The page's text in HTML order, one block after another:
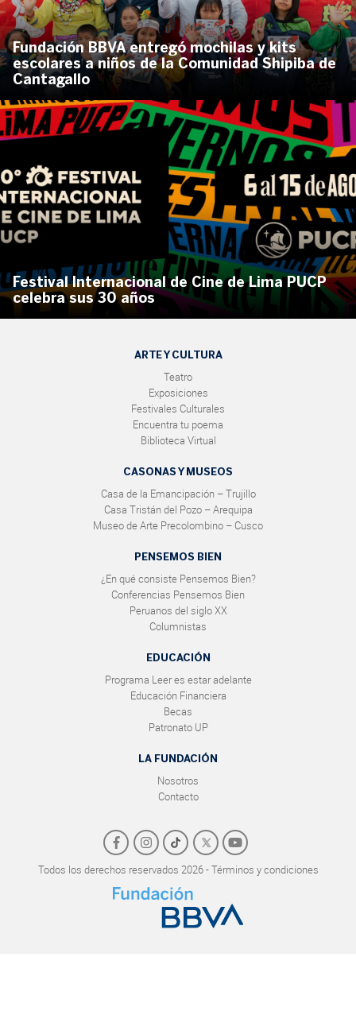
Fundación BBVA entregó mochilas y kits
escolares a niños de la Comunidad Shipiba de
Cantagallo
Festival Internacional de Cine de Lima PUCP
celebra sus 30 años
ARTE Y CULTURA
Teatro
Exposiciones
Festivales Culturales
Encuentra tu poema
Biblioteca Virtual
CASONAS Y MUSEOS
Casa de la Emancipación – Trujillo
Casa Tristán del Pozo – Arequipa
Museo de Arte Precolombino – Cusco
PENSEMOS BIEN
¿En qué consiste Pensemos Bien?
Conferencias Pensemos Bien
Peruanos del siglo XX
Columnistas
EDUCACIÓN
Programa Leer es estar adelante
Educación Financiera
Becas
Patronato UP
LA FUNDACIÓN
Nosotros
Contacto
Todos los derechos reservados 2026 - Términos y condiciones